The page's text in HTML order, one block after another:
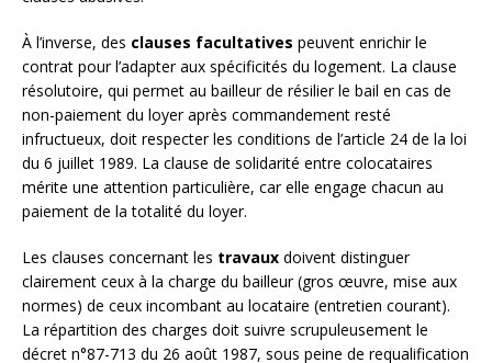
À l’inverse, des clauses facultatives peuvent enrichir le
contrat pour l’adapter aux spécificités du logement. La clause
résolutoire, qui permet au bailleur de résilier le bail en cas de
non-paiement du loyer après commandement resté
infructueux, doit respecter les conditions de l’article 24 de la loi
du 6 juillet 1989. La clause de solidarité entre colocataires
mérite une attention particulière, car elle engage chacun au
paiement de la totalité du loyer.
Les clauses concernant les travaux doivent distinguer
clairement ceux à la charge du bailleur (gros œuvre, mise aux
normes) de ceux incombant au locataire (entretien courant).
La répartition des charges doit suivre scrupuleusement le
décret n°87-713 du 26 août 1987, sous peine de requalification